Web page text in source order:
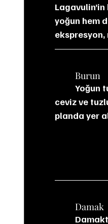
yoğun hem
ekspresyon,
	Burun
	Yoğun turba dumanı ilk anda kendini gösteriyor. Ardından ananas, kavrulmuş
ceviz ve
planda yer
	Damak